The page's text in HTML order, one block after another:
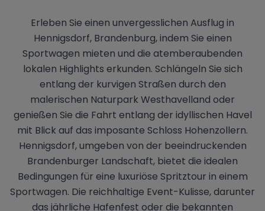
Erleben Sie einen unvergesslichen Ausflug in
Hennigsdorf, Brandenburg, indem Sie einen
Sportwagen mieten und die atemberaubenden
lokalen Highlights erkunden. Schlängeln Sie sich
entlang der kurvigen Straßen durch den
malerischen Naturpark Westhavelland oder
genießen Sie die Fahrt entlang der idyllischen Havel
mit Blick auf das imposante Schloss Hohenzollern.
Hennigsdorf, umgeben von der beeindruckenden
Brandenburger Landschaft, bietet die idealen
Bedingungen für eine luxuriöse Spritztour in einem
Sportwagen. Die reichhaltige Event-Kulisse, darunter
das jährliche Hafenfest oder die bekannten